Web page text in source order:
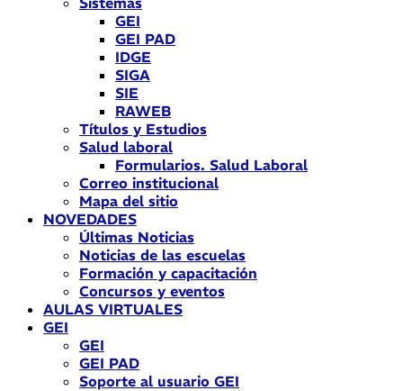
GEI
GEI PAD
IDGE
SIGA
SIE
RAWEB
Títulos y Estudios
Salud laboral
Formularios. Salud Laboral
Correo institucional
Mapa del sitio
NOVEDADES
Últimas Noticias
Noticias de las escuelas
Formación y capacitación
Concursos y eventos
AULAS VIRTUALES
GEI
GEI
GEI PAD
Soporte al usuario GEI